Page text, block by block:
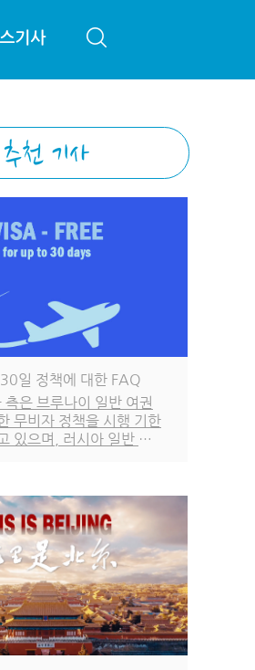
기사
일 정책에 대한 FAQ
은 브루나이 일반 여권
무비자 정책을 시행 기한
있으며, 러시아 일반 여
여권 소지자에 대한 무
2026년 12월 31일까지